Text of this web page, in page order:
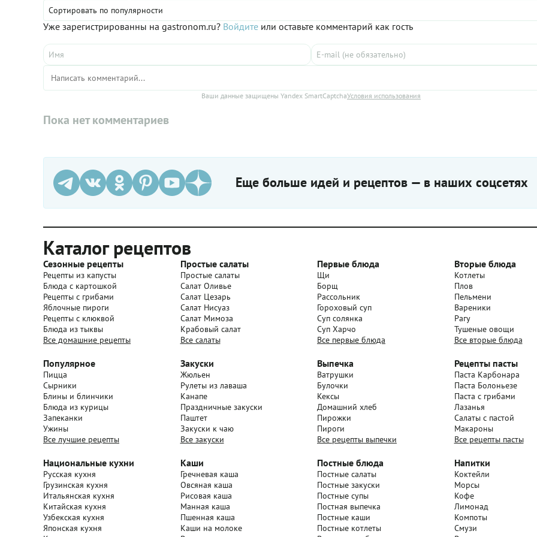
грейпфрута — это точно что-то
новенькое. От себя заметим, он удачно
вписывается в общую концепцию.
Поэтому, если вы приготовите салат с
курицей, черносливом и грейпфрутом,
исправить, если есть желание
знакомые продукты в
прекрасно сочетаются с
Кстати, рекомендуем брать для
Сортировать по популярности
Уже зарегистрированны на gastronom.ru? Войдите или оставьте комментарий как гость
Ваши данные защищены Yandex SmartCaptchaУсловия использования
Пока нет комментариев
Еще больше идей и рецептов — в наших соцсетях
Каталог рецептов
Сезонные рецепты
Рецепты из капусты
Блюда с картошкой
Рецепты с грибами
Яблочные пироги
Рецепты с клюквой
Блюда из тыквы
Все домашние рецепты
Простые салаты
Простые салаты
Салат Оливье
Салат Цезарь
Салат Нисуаз
Салат Мимоза
Крабовый салат
Все салаты
Первые блюда
Щи
Борщ
Рассольник
Гороховый суп
Суп солянка
Суп Харчо
Все первые блюда
Вторые блюда
Котлеты
Плов
Пельмени
Вареники
Рагу
Тушеные овощи
Все вторые блюда
Популярное
Пицца
Сырники
Блины и блинчики
Блюда из курицы
Запеканки
Ужины
Все лучшие рецепты
Закуски
Жюльен
Рулеты из лаваша
Канапе
Праздничные закуски
Паштет
Закуски к чаю
Все закуски
Выпечка
Ватрушки
Булочки
Кексы
Домашний хлеб
Пирожки
Пироги
Все рецепты выпечки
Рецепты пасты
Паста Карбонара
Паста Болоньезе
Паста с грибами
Лазанья
Салаты с пастой
Макароны
Все рецепты пасты
Национальные кухни
Русская кухня
Грузинская кухня
Итальянская кухня
Китайская кухня
Узбекская кухня
Японская кухня
Каши
Гречневая каша
Овсяная каша
Рисовая каша
Манная каша
Пшенная каша
Каши на молоке
Постные блюда
Постные салаты
Постные закуски
Постные супы
Постная выпечка
Постные каши
Постные котлеты
Напитки
Коктейли
Морсы
Кофе
Лимонад
Компоты
Смузи